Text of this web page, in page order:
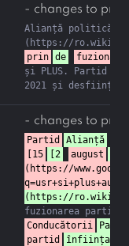
- changes to
Alianță politică
prin de
și PLUS. Partid
2021 și desființat
- changes to
Partid Alianță
[15
[2 august
(https://
(https://
Conducătorii
partid
înființat